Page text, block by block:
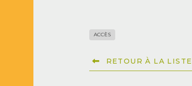
ACCÈS
RETOUR À LA LISTE